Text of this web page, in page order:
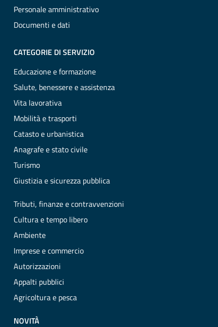
Personale amministrativo
Documenti e dati
CATEGORIE DI SERVIZIO
Educazione e formazione
Salute, benessere e assistenza
Vita lavorativa
Mobilità e trasporti
Catasto e urbanistica
Anagrafe e stato civile
Turismo
Giustizia e sicurezza pubblica
Tributi, finanze e contravvenzioni
Cultura e tempo libero
Ambiente
Imprese e commercio
Autorizzazioni
Appalti pubblici
Agricoltura e pesca
NOVITÀ